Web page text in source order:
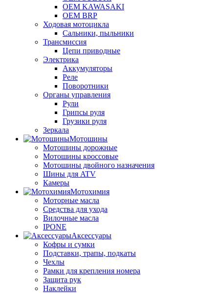
OEM KAWASAKI
OEM BRP
Ходовая мотоцикла
Сальники, пыльники
Трансмиссия
Цепи приводные
Электрика
Аккумуляторы
Реле
Поворотники
Органы управления
Рули
Грипсы руля
Грузики руля
Зеркала
Мотошины
Мотошины дорожные
Мотошины кроссовые
Мотошины двойного назначения
Шины для ATV
Камеры
Мотохимия
Моторные масла
Средства для ухода
Вилочные масла
IPONE
Аксессуары
Кофры и сумки
Подставки, трапы, подкаты
Чехлы
Рамки для крепления номера
Защита рук
Наклейки